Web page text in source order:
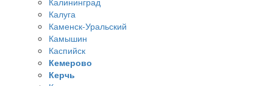
Калуга
Каменск-Уральский
Камышин
Каспийск
Кемерово
Керчь